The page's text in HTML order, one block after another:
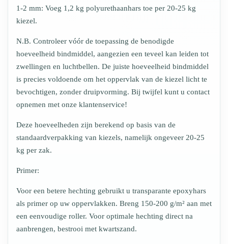
1-2 mm: Voeg 1,2 kg polyurethaanhars toe per 20-25 kg
kiezel.
N.B. Controleer vóór de toepassing de benodigde
hoeveelheid bindmiddel, aangezien een teveel kan leiden tot
zwellingen en luchtbellen. De juiste hoeveelheid bindmiddel
is precies voldoende om het oppervlak van de kiezel licht te
bevochtigen, zonder druipvorming. Bij twijfel kunt u contact
opnemen met onze klantenservice!
Deze hoeveelheden zijn berekend op basis van de
standaardverpakking van kiezels, namelijk ongeveer 20-25
kg per zak.
Primer:
Voor een betere hechting gebruikt u transparante epoxyhars
als primer op uw oppervlakken. Breng 150-200 g/m² aan met
een eenvoudige roller. Voor optimale hechting direct na
aanbrengen, bestrooi met kwartszand.